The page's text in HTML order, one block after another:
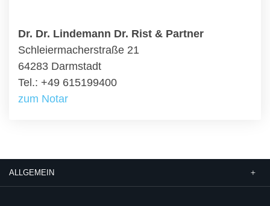
Dr. Dr. Lindemann Dr. Rist & Partner
Schleiermacherstraße 21
64283 Darmstadt
Tel.: +49 615199400
zum Notar
ALLGEMEIN